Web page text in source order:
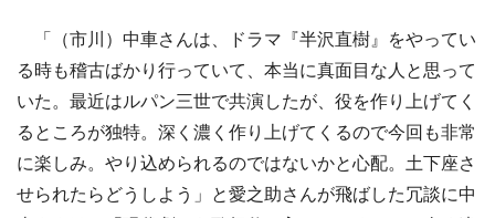
「（市川）中車さんは、ドラマ『半沢直樹』をやってい
る時も稽古ばかり行っていて、本当に真面目な人と思って
いた。最近はルパン三世で共演したが、役を作り上げてく
るところが独特。深く濃く作り上げてくるので今回も非常
に楽しみ。やり込められるのではないかと心配。土下座さ
せられたらどうしよう」と愛之助さんが飛ばした冗談に中